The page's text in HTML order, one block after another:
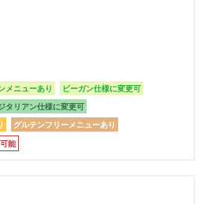
メニューあり
ビーガン仕様に変更可
タリアン仕様に変更可
グルテンフリーメニューあり
能